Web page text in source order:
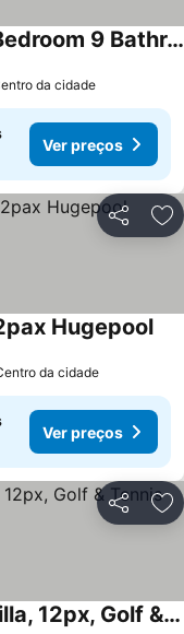
The White Rock Villa This 9 Bedroom 9 Bathroom Offer Fee Continental Breakfast
da cidade
Ver preços
Partilhar
Hugepool
da cidade
Ver preços
Partilhar
Nueva Romana Beach 3bd Villa, 12px, Golf & Tennis